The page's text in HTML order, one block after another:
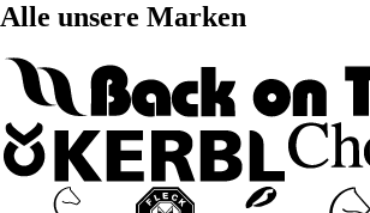
Alle unsere Marken